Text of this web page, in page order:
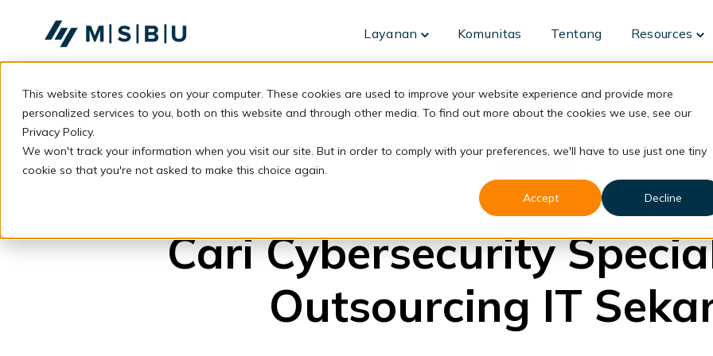
This website stores cookies on your computer. These cookies are used to improve your website experience and provide more
personalized services to you, both on this website and through other media. To find out more about the cookies we use, see our
Privacy Policy.
We won't track your information when you visit our site. But in order to comply with your preferences, we'll have to use just one tiny
cookie so that you're not asked to make this choice again.
Accept
Decline
Layanan
Toggle
for
Komunitas Tentang Resources
for
Business
Cari Cybersecurity
Outsourcing IT